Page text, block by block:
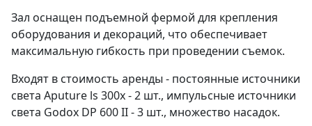
Зал оснащен подъемной фермой для крепления
оборудования и декораций, что обеспечивает
максимальную гибкость при проведении съемок.
Входят в стоимость аренды - постоянные источники
света Aputure ls 300x - 2 шт., импульсные источники
света Godox DР 600 II - 3 шт., множество насадок.